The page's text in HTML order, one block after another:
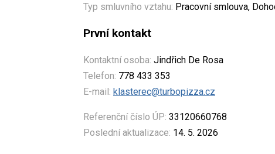
Typ smluvního vztahu: Pracovní smlouva,
První kontakt
Kontaktní osoba: Jindřich De Rosa
Telefon: 778 433 353
E-mail: klasterec@turbopizza.cz
Referenční číslo ÚP: 33120660768
Poslední aktualizace: 14. 5. 2026